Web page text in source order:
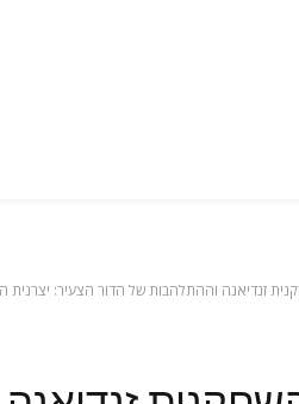
זנדיאנה וההתלהבות של הדור הצעיר: יצרנית